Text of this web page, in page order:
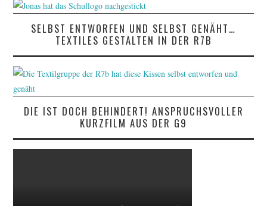
SELBST ENTWORFEN UND SELBST GENÄHT…
TEXTILES GESTALTEN IN DER R7B
DIE IST DOCH BEHINDERT! ANSPRUCHSVOLLER
KURZFILM AUS DER G9